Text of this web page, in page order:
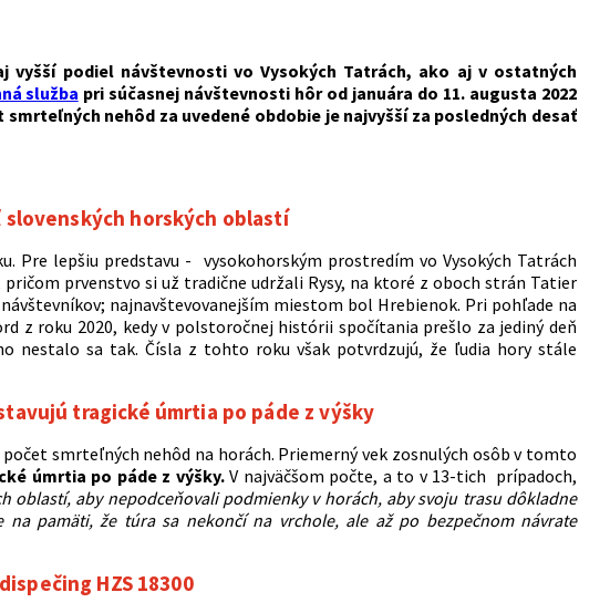
podiel návštevnosti vo Vysokých Tatrách, ako aj v ostatných
služba pri súčasnej návštevnosti hôr od januára do 11. augusta 2022
nehôd za uvedené obdobie je najvyšší za posledných desať
horských oblastí
Pre lepšiu predstavu - vysokohorským prostredím vo Vysokých Tatrách
prvenstvo si už tradične udržali Rysy, na ktoré z oboch strán Tatier
najnavštevovanejším miestom bol Hrebienok. Pri pohľade na
z roku 2020, kedy v polstoročnej histórii spočítania prešlo za jediný deň
nestalo sa tak. Čísla z tohto roku však potvrdzujú, že ľudia hory stále
tragické úmrtia po páde z výšky
smrteľných nehôd na horách. Priemerný vek zosnulých osôb v tomto
úmrtia po páde z výšky.V najväčšom počte, a to v 13-tich prípadoch,
aby nepodceňovali podmienky v horách, aby svoju trasu dôkladne
pamäti, že túra sa nekončí na vrchole, ale až po bezpečnom návrate
HZS 18300